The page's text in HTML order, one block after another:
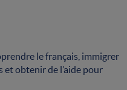
le français, immigrer
et obtenir de l’aide pour